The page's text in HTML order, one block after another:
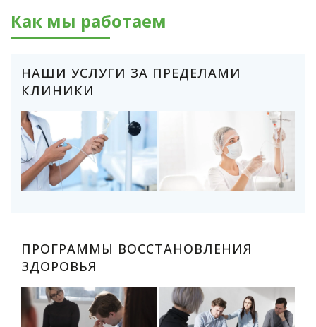
Как мы работаем
НАШИ УСЛУГИ ЗА ПРЕДЕЛАМИ
КЛИНИКИ
ПРОГРАММЫ ВОССТАНОВЛЕНИЯ
ЗДОРОВЬЯ